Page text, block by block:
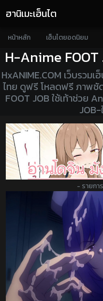
ฮานิเมะเฮ็นไต
หน้าหลัก เฮ็นไตยอดนิยม
H-Anime FOOT
HxANIME.COM เว็บรวมเ
ไทย ดูฟรี โหลดฟรี ภาพชั
FOOT JOB ใช้เท้าช่วย
JOB-
- รายกา